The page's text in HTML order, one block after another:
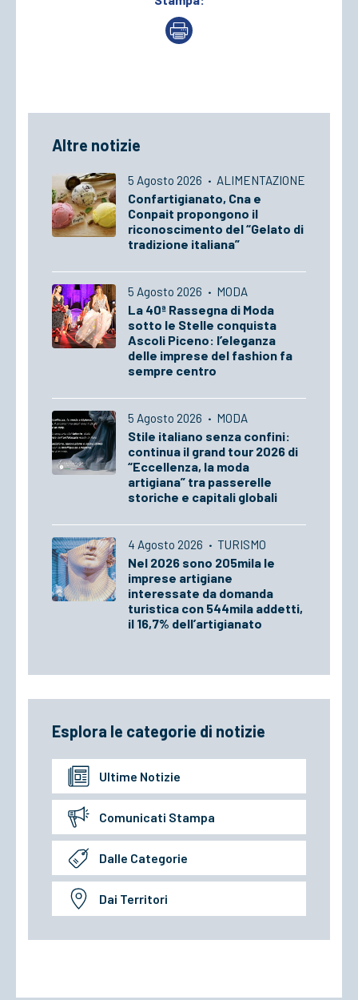
Altre notizie
5 Agosto 2026 · ALIMENTAZIONE
Confartigianato, Cna e
Conpait propongono il
riconoscimento del “Gelato di
tradizione italiana”
5 Agosto 2026 · MODA
La 40ª Rassegna di Moda
sotto le Stelle conquista
Ascoli Piceno: l’eleganza
delle imprese del fashion fa
sempre centro
5 Agosto 2026 · MODA
Stile italiano senza confini:
continua il grand tour 2026 di
“Eccellenza, la moda
artigiana” tra passerelle
storiche e capitali globali
4 Agosto 2026 · TURISMO
Nel 2026 sono 205mila le
imprese artigiane
interessate da domanda
turistica con 544mila addetti,
il 16,7% dell’artigianato
Esplora le categorie di notizie
Ultime Notizie
Comunicati Stampa
Dalle Categorie
Dai Territori